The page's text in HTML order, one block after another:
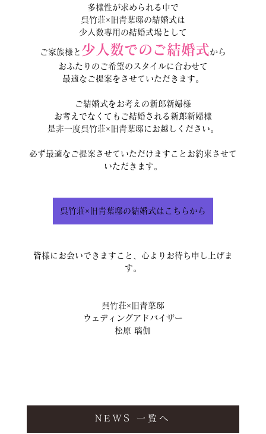
多様性が求められる中で
呉竹荘×旧青葉邸の結婚式は
少人数専用の結婚式場として
ご家族様と 少人数でのご結婚式から
おふたりのご希望のスタイルに合わせて
最適なご提案をさせていただきます。
ご結婚式をお考えの新郎新婦様
お考えでなくてもご結婚される新郎新婦様
是非一度呉竹荘×旧青葉邸にお越しください。
必ず最適なご提案させていただけますことお約束させて
いただきます。
呉竹荘×旧青葉邸の結婚式はこちらから
皆様にお会いできますこと、心よりお待ち申し上げま
す。
呉竹荘×旧青葉邸
ウェディングアドバイザー
松原 璃伽
NEWS 一覧へ